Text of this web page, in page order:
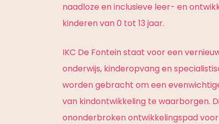
naadloze en inclusieve leer- en
kinderen van 0 tot 13 jaar.
IKC De Fontein staat voor een
onderwijs, kinderopvang en
worden gebracht om een
van kindontwikkeling te waarborgen.
ononderbroken ontwikkelingspad